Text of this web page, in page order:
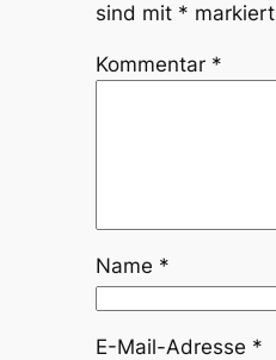
sind mit * markiert
Kommentar *
Name *
E-Mail-Adresse *